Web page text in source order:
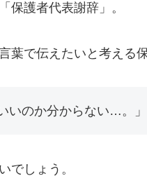
保護者代表謝辞」。
葉で伝えたいと考える
いのか分からない…。」
でしょう。